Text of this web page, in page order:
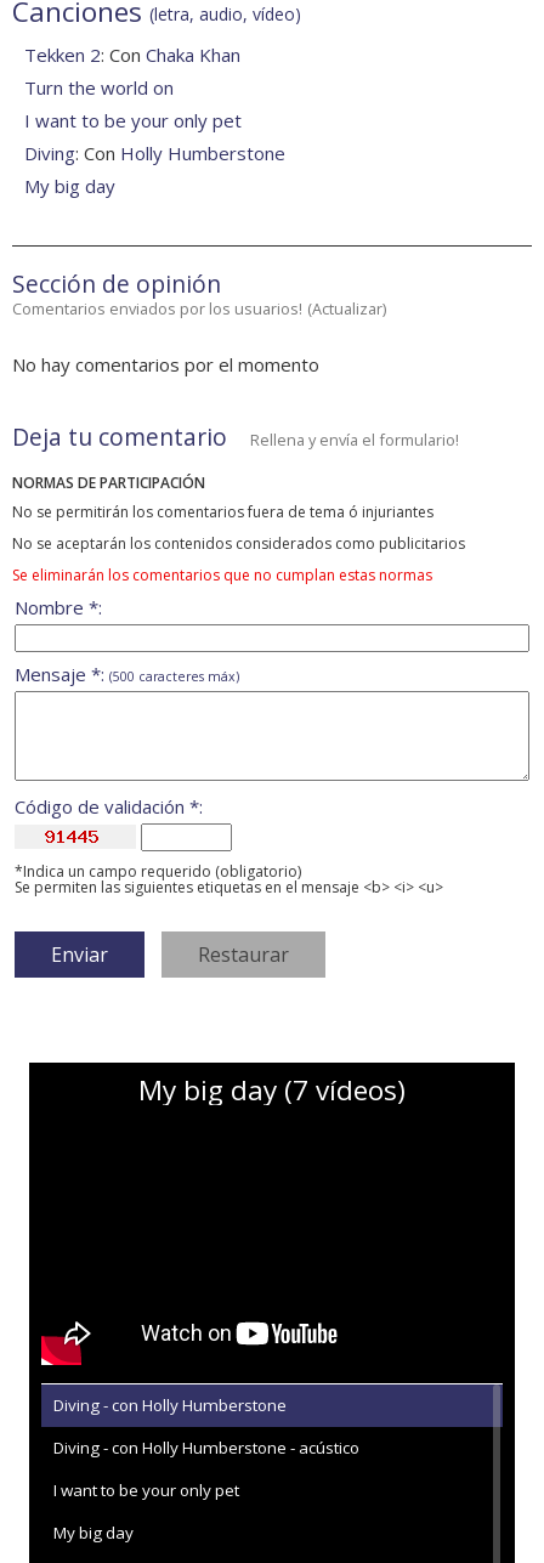
Canciones (letra, audio, vídeo)
Tekken 2: Con Chaka Khan
Turn the world on
I want to be your only pet
Diving: Con Holly Humberstone
My big day
Sección de opinión
Comentarios enviados por los usuarios! (Actualizar)
No hay comentarios por el momento
Deja tu comentario Rellena y envía el formulario!
NORMAS DE PARTICIPACIÓN
No se permitirán los comentarios fuera de tema ó injuriantes
No se aceptarán los contenidos considerados como publicitarios
Se eliminarán los comentarios que no cumplan estas normas
Nombre *:
Mensaje *: (500 caracteres máx)
Código de validación *:
*Indica un campo requerido (obligatorio)
Se permiten las siguientes etiquetas en el mensaje <b> <i> <u>
My big day (7 vídeos)
Diving - con Holly Humberstone
Diving - con Holly Humberstone - acústico
I want to be your only pet
My big day